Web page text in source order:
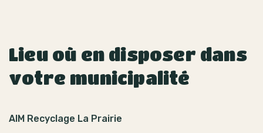
Lieu où en disposer dans
votre municipalité
AIM Recyclage La Prairie